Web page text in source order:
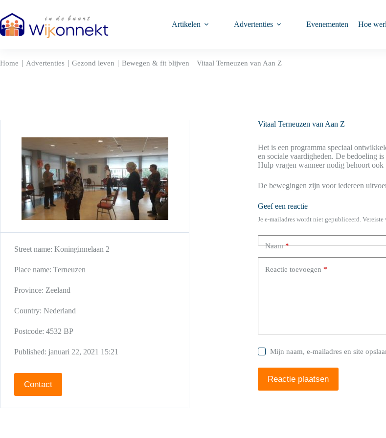
naar
de
inhoud
Artikelen Advertenties Evenementen Hoe
Home | Advertenties | Gezond leven | Bewegen & fit blijven | Vitaal Terneuzen van Aan Z
Vitaal Terneuzen van Aan Z
Het is een programma speciaal
en sociale vaardigheden. De bedoeling
Hulp vragen wanneer nodig behoort ook
De bewegingen zijn voor iedereen
Geef een reactie
Je e-mailadres wordt niet gepubliceerd.
Naam*
Reactie toevoegen *
Mijn naam, e-mailadres en site
Reactie plaatsen
Street name: Koninginnelaan 2
Place name: Terneuzen
Province: Zeeland
Country: Nederland
Postcode: 4532 BP
Published: januari 22, 2021 15:21
Contact